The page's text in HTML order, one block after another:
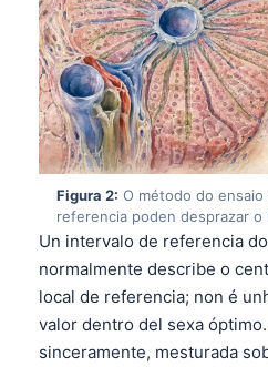
Figura 2: O método do
referencia poden desprazar o
Un intervalo de referencia
normalmente describe o
local de referencia; non é
valor dentro del sexa
sinceramente, mesturada